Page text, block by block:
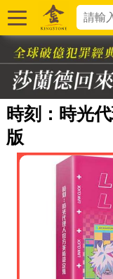
時刻：時光
版